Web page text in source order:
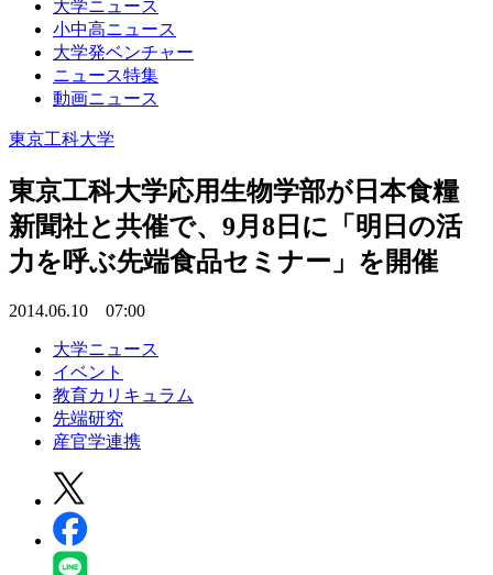
大学ニュース
小中高ニュース
大学発ベンチャー
ニュース特集
動画ニュース
東京工科大学
東京工科大学応用生物学部が日本食糧
新聞社と共催で、9月8日に「明日の活
力を呼ぶ先端食品セミナー」を開催
2014.06.10 07:00
大学ニュース
イベント
教育カリキュラム
先端研究
産官学連携